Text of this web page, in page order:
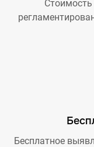
Стоимость
Бесплатное